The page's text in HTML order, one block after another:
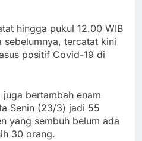
hingga pukul 12.00 WIB
tercatat kini
positif Covid-19 di
bertambah enam
Senin (23/3) jadi 55
yang sembuh belum ada
30 orang.